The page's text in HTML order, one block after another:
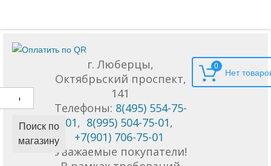
Поиск по
магазину
г. Люберцы,
Октябрьский проспект,
141
Телефоны: 8(495) 554-75-
01, 8(995) 504-75-01,
+7(901) 706-75-01
Уважаемые покупатели!
0